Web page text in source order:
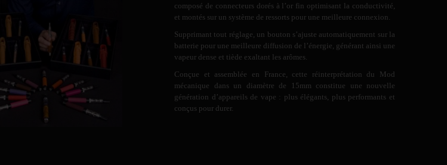
composé de connecteurs dorés à l’or fin optimisant la conductivité,
et montés sur un système de ressorts pour une meilleure connexion.
Supprimant tout réglage, un bouton s’ajuste automatiquement sur la
batterie pour une meilleure diffusion de l’énergie, générant ainsi une
vapeur dense et tiède exaltant les arômes.
Conçue et assemblée en France, cette réinterprétation du Mod
mécanique dans un diamètre de 15mm constitue une nouvelle
génération d’appareils de vape : plus élégants, plus performants et
conçus pour durer.